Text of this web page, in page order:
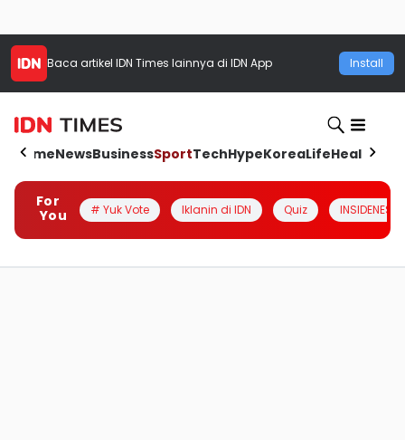
Baca artikel IDN Times lainnya di IDN App Install
HomeNewsBusinessSportTechHypeKoreaLifeHealth
For
You
# Yuk Vote Iklanin di IDN Quiz INSIDENESIA